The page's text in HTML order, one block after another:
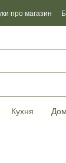
про магазин
Кухня